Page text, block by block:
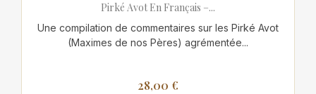
Pirké Avot En Français –...
Une compilation de commentaires sur les Pirké Avot
(Maximes de nos Pères) agrémentée...
28,00 €